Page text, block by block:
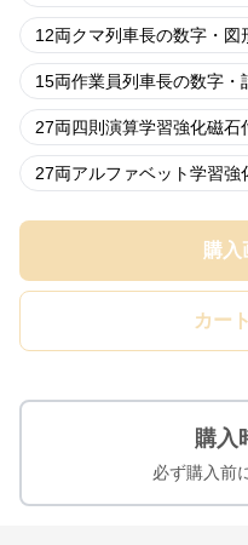
12両クマ列車長の数字・
15両作業員列車長の数字
27両四則演算学習強化磁石
27両アルファベット学習強
購入
カー
購入
必ず購入前